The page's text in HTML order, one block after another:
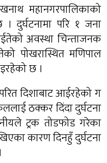
महानगरपालिकाको
दुर्घटनामा परि १ जना
अवस्था चिन्ताजनक
पोखरास्थित मणिपाल
छ ।
दिशाबाट आईरहेको ग
ठक्कर दिंदा दुर्घटना
ट्रक तोडफोड गरेका
कारण दिनहुँ दुर्घटना